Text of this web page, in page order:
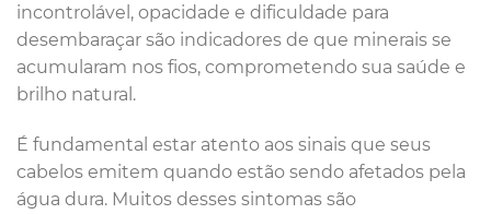
incontrolável, opacidade e dificuldade para
desembaraçar são indicadores de que minerais se
acumularam nos fios, comprometendo sua saúde e
brilho natural.
É fundamental estar atento aos sinais que seus
cabelos emitem quando estão sendo afetados pela
água dura. Muitos desses sintomas são